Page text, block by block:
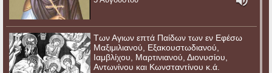
Των Αγιων επτά Παίδων των εν Εφέσω
Μαξιμιλιανού, Εξακουστωδιανού,
Ιαμβλίχου, Μαρτινιανού, Διονυσίου,
Αντωνίνου και Κωνσταντίνου κ.ά.